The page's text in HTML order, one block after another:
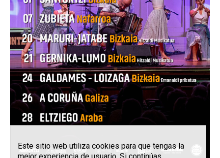
Este sitio web utiliza cookies para que tengas la